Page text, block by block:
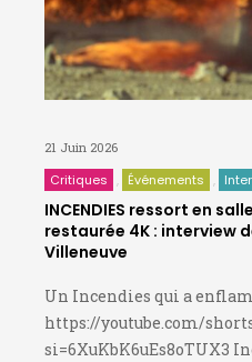
21 Juin 2026
Critiques Événements
INCENDIES ressort en
restaurée 4K : interview
Villeneuve
Un Incendies qui a
https://youtube.com/